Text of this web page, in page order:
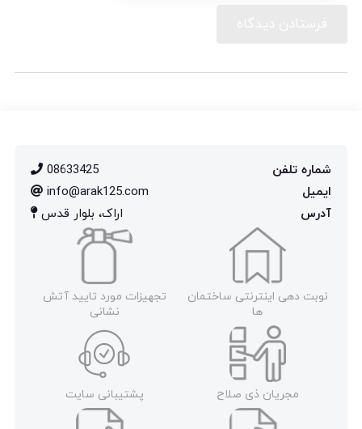
شماره تلفن
08633425
ایمیل
info@arak125.com
آدرس
اراک، بلوار قدس
نوبت دهی اینترنتی ساختمان
ها
تجهیزات مورد تایید آتش
نشانی
مجریان ذی صلاح پشتیبانی سایت